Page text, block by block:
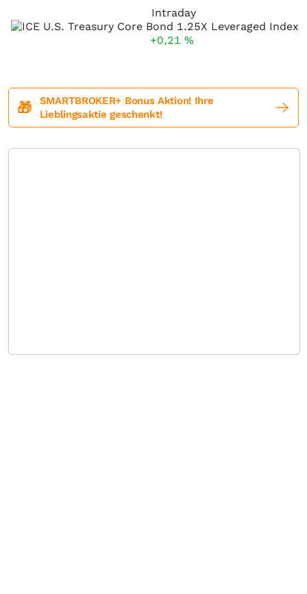
Intraday
+0,21 %
🎁
SMARTBROKER+ Bonus Aktion! Ihre
Lieblingsaktie geschenkt!